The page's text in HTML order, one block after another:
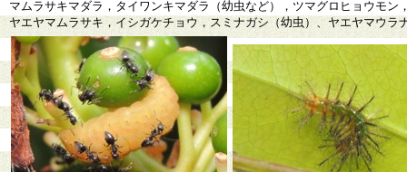
マムラサキマダラ，タイワンキマダラ（幼虫など），ツマグロヒョウモ
ヤエヤマムラサキ，イシガケチョウ，スミナガシ（幼虫）、ヤエヤマウ